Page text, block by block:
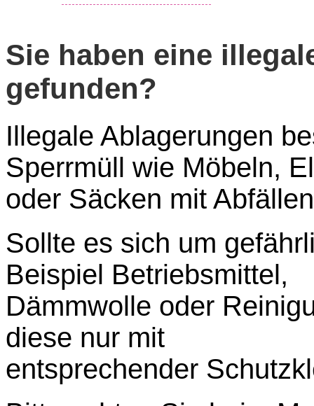
Sie haben eine
gefunden?
Illegale Ablagerungen
Sperrmüll wie Möbeln,
oder Säcken mit
Sollte es sich um
Beispiel Betriebsmittel,
Dämmwolle oder
diese nur mit
entsprechender